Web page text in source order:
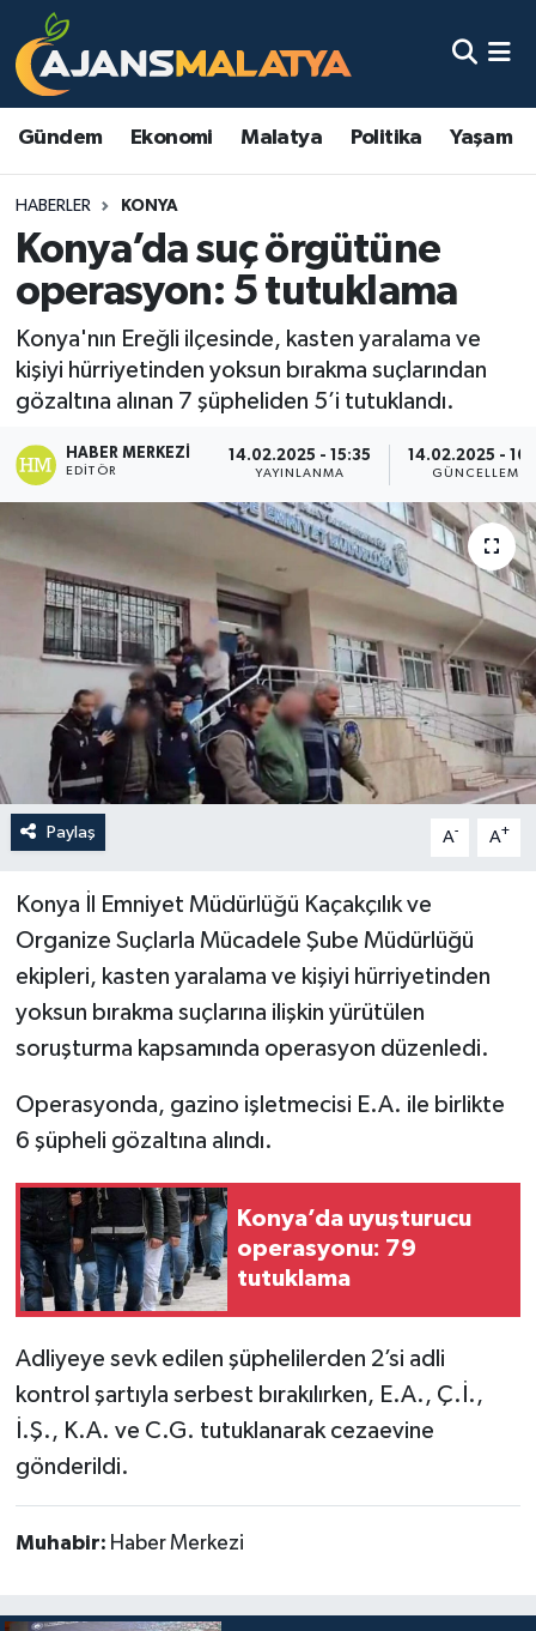
Gündem Ekonomi Malatya Politika Yaşam
HABERLER KONYA
Konya’da suç örgütüne
operasyon: 5 tutuklama
Konya'nın Ereğli ilçesinde, kasten yaralama ve
kişiyi hürriyetinden yoksun bırakma suçlarından
gözaltına alınan 7 şüpheliden 5’i tutuklandı.
HABER MERKEZI
EDITÖR
14.02.2025 - 15:35
YAYINLANMA
14.02.2025 -
GÜNCELLEME
Paylaş A- A+
Konya İl Emniyet Müdürlüğü Kaçakçılık ve
Organize Suçlarla Mücadele Şube Müdürlüğü
ekipleri, kasten yaralama ve kişiyi hürriyetinden
yoksun bırakma suçlarına ilişkin yürütülen
soruşturma kapsamında operasyon düzenledi.
Operasyonda, gazino işletmecisi E.A. ile birlikte
6 şüpheli gözaltına alındı.
Konya’da uyuşturucu
operasyonu: 79
tutuklama
Adliyeye sevk edilen şüphelilerden 2’si adli
kontrol şartıyla serbest bırakılırken, E.A., Ç.İ.,
İ.Ş., K.A. ve C.G. tutuklanarak cezaevine
gönderildi.
Muhabir: Haber Merkezi
Asayiş
Eğitim
Ekonomi
Gündem
Kadın
Kültür & Sanat
Politika
Sağlık
Spor
Teknoloji
Yaşam
Malatya Nöbetçi Eczaneler
Malatya Namaz Vakitleri
Malatya Trafik Yoğunluk Haritası
TFF 3.Lig 2.Grup Puan Durumu ve Fikstür
Tüm Manşetler
Son Dakika Haberleri